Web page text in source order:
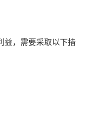
益，需要采取以下措